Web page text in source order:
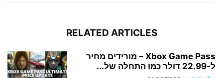
RELATED ARTICLES
Xbox Game Pass – מורידים מחיר
ל-22.99 דולר כמו התחלה של...